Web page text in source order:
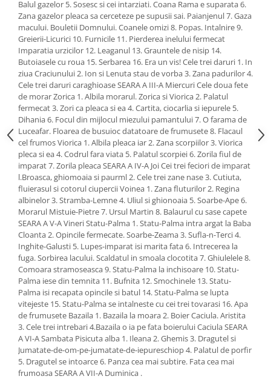
Balul gazelor 5. Sosesc si cei intarziati. Coana Rama e suparata 6.
Zana gazelor pleaca sa cerceteze pe supusii sai. Paianjenul 7. Gaza
macului. Bouletii Domnului. Coanele omizi 8. Popas. Intalnire 9.
Greierii-Licurici 10. Furnicile 11. Pierderea inelului fermecat
Imparatia urzicilor 12. Leaganul 13. Grauntele de nisip 14.
Butoiasele cu roua 15. Serbarea 16. Era un vis! Cele trei daruri 1. In
ziua Craciunului 2. Ion si Lenuta stau de vorba 3. Zana padurilor 4.
Cele trei daruri caraghioase SEARA A III-A Miercuri Cele doua fete
de morar Zorica 1. Albila morarul. Zorica si Viorica 2. Palatul
fermecat 3. Zori ca pleaca si ea 4. Cartita, ciocarlia si iepurele 5.
Dihania 6. Focul din mijlocul miezului pamantului 7. O farama de
Luceafar. Floarea de busuioc datatoare de frumusete 8. Flacaul
cel frumos Viorica 1. Albila pleaca iar 2. Zana scorpiilor 3. Viorica
pleca si ea 4. Codrul fara viata 5. Palatul scorpiei 6. Zorila fiul de
imparat 7. Zorila pleaca SEARA A IV-A Joi Cei trei feciori de imparat
l.Broasca, ghiomoaia si paurml 2. Cele trei zane nase 3. Cutiuta,
fluierasul si cotorul ciupercii Voinea 1. Zana fluturilor 2. Regina
albinelor 3. Stramba-Lemne 4. Uliul si ghionoaia 5. Soarbe-Ape 6.
Morarul Mistuie-Pietre 7. Ursul Martin 8. Balaurul cu sase capete
SEARA A V-A Vineri Statu-Palma 1. Statu-Palma intra argat la Baba
Cloanta 2. Opincile fermecate. Soarbe-Zeama 3. Sufla-n-Terci 4.
Inghite-Galusti 5. Lupes-imparat isi marita fata 6. Intrecerea la
fuga. Sorbirea lacului. Scaldatul in smoala clocotita 7. Ghiulelele 8.
Comoara stramoseasca 9. Statu-Palma la inchisoare 10. Statu-
Palma iese din temnita 11. Bufnita 12. Smochinele 13. Statu-
Palma isi recapata opincile si batul 14. Statu-Palma se lupta
vitejeste 15. Statu-Palma se intalneste cu cei trei tovarasi 16. Apa
de frumusete Bazaila 1. Bazaila la moara 2. Boier Caciula. Aristita
3. Cele trei intrebari 4.Bazaila o ia pe fata boierului Caciula SEARA
A VI-A Sambata Pisicuta alba 1. Ileana 2. Ghemis 3. Dragutel si
Jumatate-de-om-pe-jumatate-de-iepureschiop 4. Palatul de porfir
5. Dragutel se intoarce 6. Panza cea mai subtire. Fata cea mai
frumoasa SEARA A VII-A Duminica .